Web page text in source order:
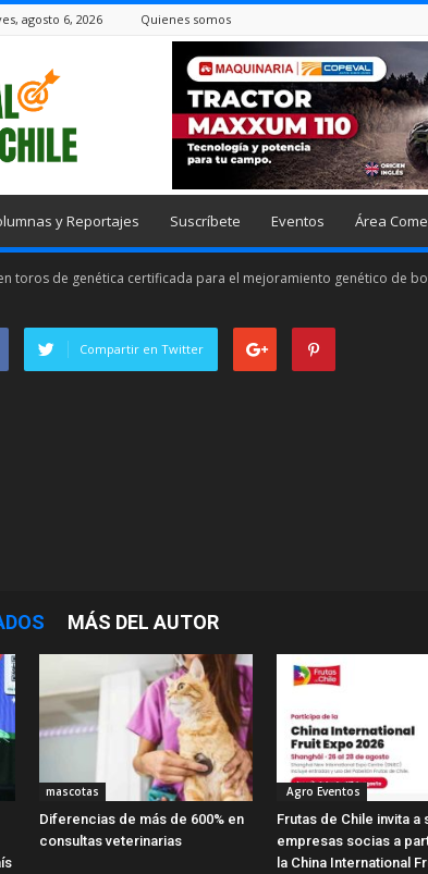
agosto 6, 2026 Quienes somos
y Reportajes Suscríbete Eventos Área
toros de genética certificada para el mejoramiento genético de
Compartir en Twitter
MÁS DEL AUTOR
mascotas
Diferencias de más de 600% en
consultas veterinarias
Agro Eventos
Frutas de Chile invita a
empresas socias a
la China International